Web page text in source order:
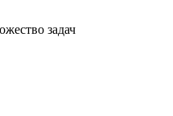
задач